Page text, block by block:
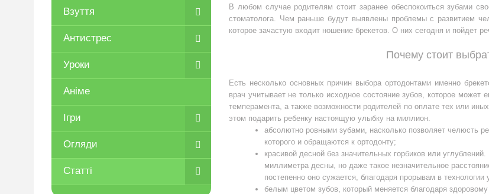
В любом случае родителям стоит заранее обеспокоиться зубами
стоматолога. Чем раньше будут выявлены проблемы с развитием
которое зачастую входит ношение брекетов. О них сегодня и пойдет
Почему стоит
Есть несколько основных причин выбора ортодонтами именно
врач учитывает не только исходное состояние зубов, которое
темперамента, а также возможности родителей по оплате тех или
этом подарить ребенку настоящую улыбку на миллион.
абсолютно ровными зубами, насколько позволяет челюсть
которого и обращаются к ортодонту;
красивой десной без значительных горбиков или
миллиметра десны, но даже такое незначительное
постепенно оно сужается, благодаря прорывам в технологии
белым цветом зубов, который меняется благодаря
Взуття
Антистрес
Уроки
Аніме
Ігри
Огляди
Статті